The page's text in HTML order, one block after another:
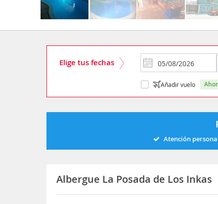
Elige tus fechas
Añadir vuelo
Atención
Albergue La Posada de Los Inkas